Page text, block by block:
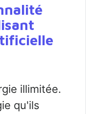
illimitée.
qu'ils